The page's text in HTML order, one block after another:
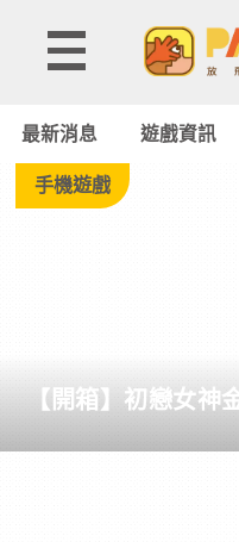
Tag:
怖
-
Paradaily
最新消息 遊戲資訊
手機遊戲
【開箱】初戀女